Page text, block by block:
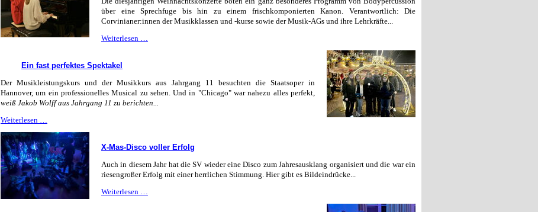
über eine Sprechfuge bis hin zu einem frischkomponierten Kanon. Verantwortlich: Die
Corvinianer:innen der Musikklassen und -kurse sowie der Musik-AGs und ihre Lehrkräfte...
Weiterlesen …
Ein fast perfektes Spektakel
Der Musikleistungskurs und der Musikkurs aus Jahrgang 11 besuchten die Staatsoper in
Hannover, um ein professionelles Musical zu sehen. Und in "Chicago" war nahezu alles perfekt,
weiß Jakob Wolff aus Jahrgang 11 zu berichten...
Weiterlesen …
perfektes
Spektakel
X-Mas-Disco voller Erfolg
Auch in diesem Jahr hat die SV wieder eine Disco zum Jahresausklang organisiert und die war ein
riesengroßer Erfolg mit einer herrlichen Stimmung. Hier gibt es Bildeindrücke...
Weiterlesen …